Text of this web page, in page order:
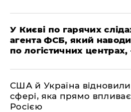
У Києві по гарячих
агента ФСБ, який
по логістичних
США й Україна
сфері, яка прямо
Росією